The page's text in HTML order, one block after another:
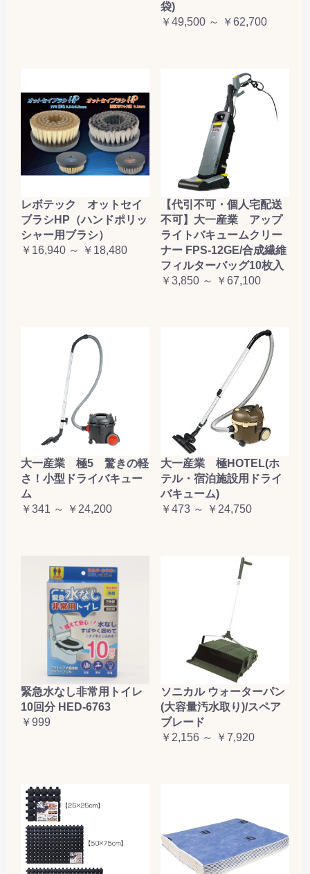
袋)
￥49,500 ～ ￥62,700
レボテック オットセイ
ブラシHP（ハンドポリッ
シャー用ブラシ）
￥16,940 ～ ￥18,480
【代引不可・個人宅配送
不可】大一産業 アップ
ライトバキュームクリー
ナー FPS-12GE/合成繊維
フィルターバッグ10枚入
￥3,850 ～ ￥67,100
大一産業 極5 驚きの軽
さ！小型ドライバキュー
ム
￥341 ～ ￥24,200
大一産業 極HOTEL(ホ
テル・宿泊施設用ドライ
バキューム)
￥473 ～ ￥24,750
緊急水なし非常用トイレ
10回分 HED-6763
￥999
ソニカル ウォーターパン
(大容量汚水取り)/スペア
ブレード
￥2,156 ～ ￥7,920